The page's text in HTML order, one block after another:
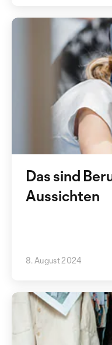
Das sind
Aussichten
8. August 2024